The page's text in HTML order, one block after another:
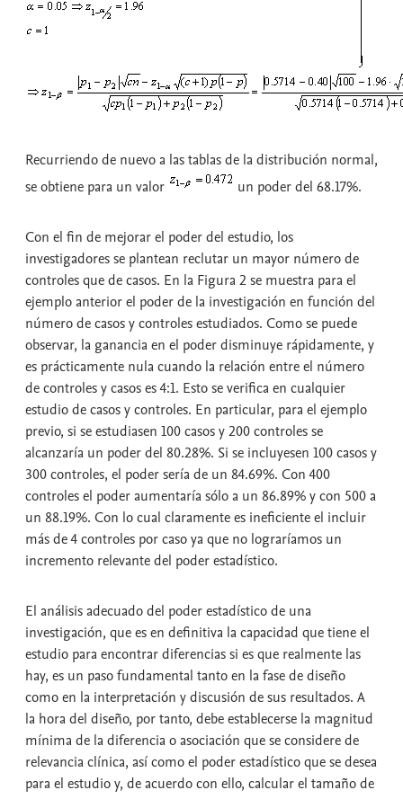
Recurriendo de nuevo a las tablas de la distribución normal,
se obtiene para un valor
un poder del 68.17%.
Con el fin de mejorar el poder del estudio, los
investigadores se plantean reclutar un mayor número de
controles que de casos. En la Figura 2 se muestra para el
ejemplo anterior el poder de la investigación en función del
número de casos y controles estudiados. Como se puede
observar, la ganancia en el poder disminuye rápidamente, y
es prácticamente nula cuando la relación entre el número
de controles y casos es 4:1. Esto se verifica en cualquier
estudio de casos y controles. En particular, para el ejemplo
previo, si se estudiasen 100 casos y 200 controles se
alcanzaría un poder del 80.28%. Si se incluyesen 100 casos y
300 controles, el poder sería de un 84.69%. Con 400
controles el poder aumentaría sólo a un 86.89% y con 500 a
un 88.19%. Con lo cual claramente es ineficiente el incluir
más de 4 controles por caso ya que no lograríamos un
incremento relevante del poder estadístico.
El análisis adecuado del poder estadístico de una
investigación, que es en definitiva la capacidad que tiene el
estudio para encontrar diferencias si es que realmente las
hay, es un paso fundamental tanto en la fase de diseño
como en la interpretación y discusión de sus resultados. A
la hora del diseño, por tanto, debe establecerse la magnitud
mínima de la diferencia o asociación que se considere de
relevancia clínica, así como el poder estadístico que se desea
para el estudio y, de acuerdo con ello, calcular el tamaño de